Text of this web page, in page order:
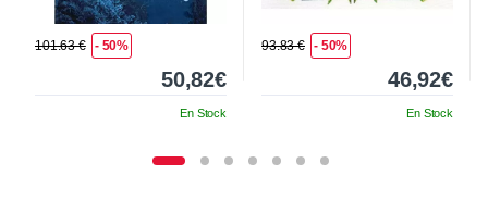
101.63 € - 50%
50,82€
En Stock
93.83 € - 50%
46,92€
En Stock